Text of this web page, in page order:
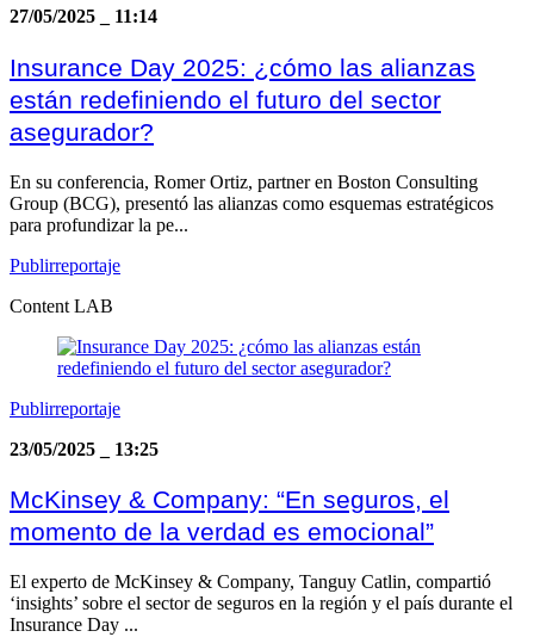
27/05/2025
11:14
Insurance Day 2025: ¿cómo las alianzas
están redefiniendo el futuro del sector
asegurador?
En su conferencia, Romer Ortiz, partner en Boston Consulting
Group (BCG), presentó las alianzas como esquemas estratégicos
para profundizar la pe...
Publirreportaje
Content LAB
Publirreportaje
23/05/2025
13:25
McKinsey & Company: “En seguros, el
momento de la verdad es emocional”
El experto de McKinsey & Company, Tanguy Catlin, compartió
‘insights’ sobre el sector de seguros en la región y el país durante el
Insurance Day ...